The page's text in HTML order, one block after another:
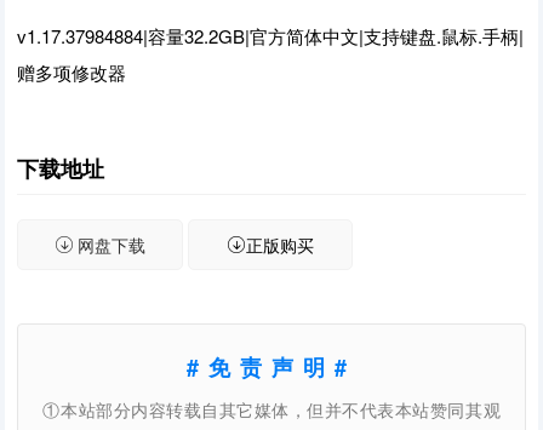
v1.17.37984884|容量32.2GB|官方简体中文|支持键盘.鼠标.手柄|
赠多项修改器
下载地址
网盘下载 正版购买
#免责声明#
①本站部分内容转载自其它媒体，但并不代表本站赞同其观